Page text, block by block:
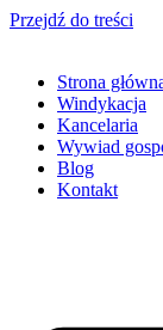
Przejdź do treści
Strona
Windykacja
Kancelaria
Wywiad
Blog
Kontakt